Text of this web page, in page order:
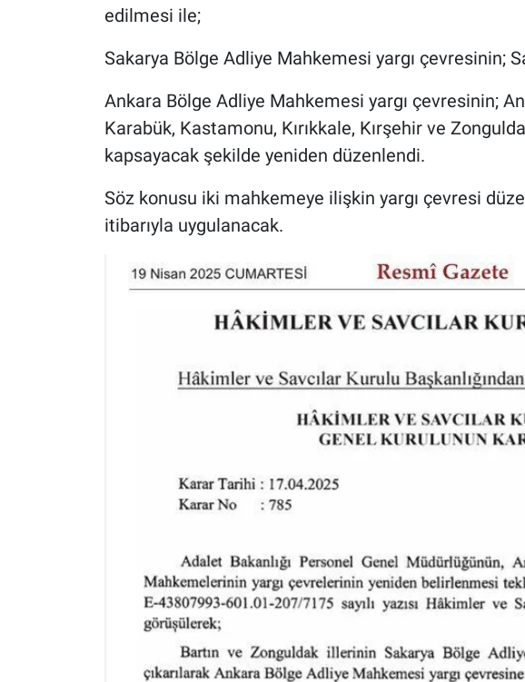
edilmesi ile;
Sakarya Bölge Adliye Mahkemesi yargı çevresinin;
Ankara Bölge Adliye Mahkemesi yargı çevresinin;
Karabük, Kastamonu, Kırıkkale, Kırşehir ve
kapsayacak şekilde yeniden düzenlendi.
Söz konusu iki mahkemeye ilişkin yargı çevresi
itibarıyla uygulanacak.